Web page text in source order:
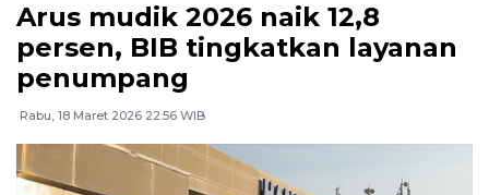
Arus mudik 2026 naik 12,8
persen, BIB tingkatkan layanan
penumpang
Rabu, 18 Maret 2026 22:56 WIB